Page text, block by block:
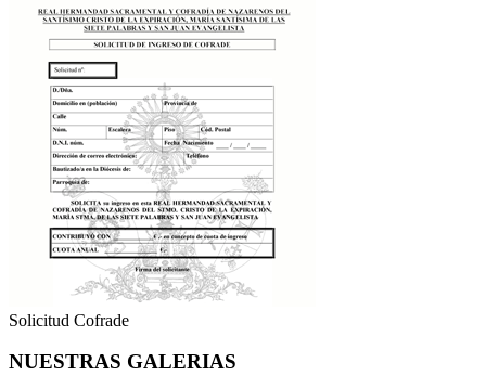
Solicitud Cofrade
NUESTRAS GALERIAS